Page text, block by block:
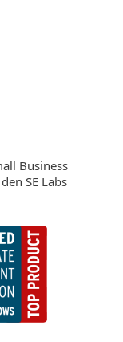
Business
SE Labs